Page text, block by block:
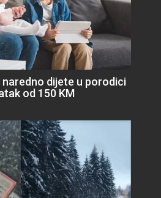
naredno dijete u porodici
od 150 KM